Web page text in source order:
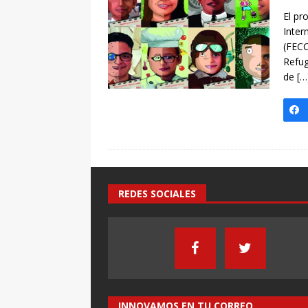
[ 7 enero, 2025 ]
Primaria Prof. Heliodoro
El
de
REDES SOCIALES